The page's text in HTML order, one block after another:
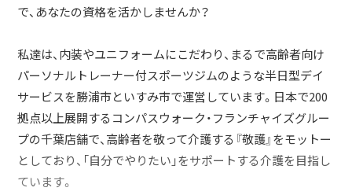
で、あなたの資格を活かしませんか？
私達は、内装やユニフォームにこだわり、まるで高齢者向け
パーソナルトレーナー付スポーツジムのような半日型デイ
サービスを勝浦市といすみ市で運営しています。日本で200
拠点以上展開するコンパスウォーク・フランチャイズグルー
プの千葉店舗で、高齢者を敬って介護する『敬護』をモットー
としており、「自分でやりたい」をサポートする介護を目指し
ています。